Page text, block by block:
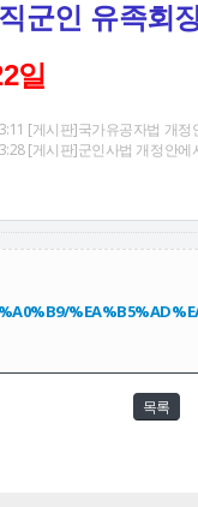
군인 유족회
일
[게시판]국가유공자법 개정
[게시판]군인사법 개정안에
목록